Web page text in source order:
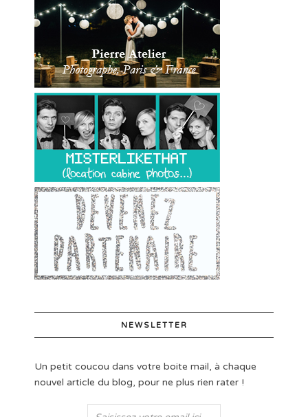
NEWSLETTER
Un petit coucou dans votre boite mail, à chaque
nouvel article du blog, pour ne plus rien rater !